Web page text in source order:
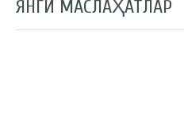
ЯНГИ МАСЛАҲАТЛАР